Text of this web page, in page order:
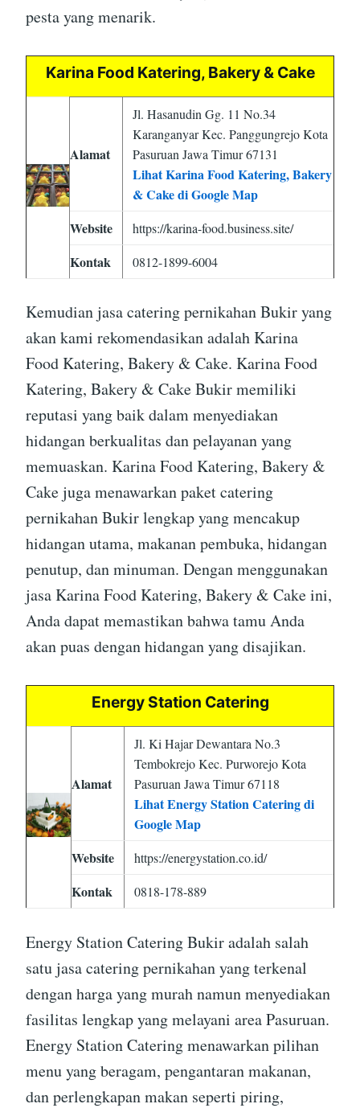
pesta yang menarik.
Karina Food Katering, Bakery & Cake
Alamat
Jl. Hasanudin Gg. 11 No.34
Karanganyar Kec. Panggungrejo Kota
Pasuruan Jawa Timur 67131
Lihat Karina Food Katering, Bakery
& Cake di Google Map
Website
https://karina-food.business.site/
Kontak 0812-1899-6004
Kemudian jasa catering pernikahan Bukir yang
akan kami rekomendasikan adalah Karina
Food Katering, Bakery & Cake. Karina Food
Katering, Bakery & Cake Bukir memiliki
reputasi yang baik dalam menyediakan
hidangan berkualitas dan pelayanan yang
memuaskan. Karina Food Katering, Bakery &
Cake juga menawarkan paket catering
pernikahan Bukir lengkap yang mencakup
hidangan utama, makanan pembuka, hidangan
penutup, dan minuman. Dengan menggunakan
jasa Karina Food Katering, Bakery & Cake ini,
Anda dapat memastikan bahwa tamu Anda
akan puas dengan hidangan yang disajikan.
Energy Station Catering
Alamat
Jl. Ki Hajar Dewantara No.3
Tembokrejo Kec. Purworejo Kota
Pasuruan Jawa Timur 67118
Lihat Energy Station Catering di
Google Map
Website
https://energystation.co.id/
Kontak 0818-178-889
Energy Station Catering Bukir adalah salah
satu jasa catering pernikahan yang terkenal
dengan harga yang murah namun menyediakan
fasilitas lengkap yang melayani area Pasuruan.
Energy Station Catering menawarkan pilihan
menu yang beragam, pengantaran makanan,
dan perlengkapan makan seperti piring,